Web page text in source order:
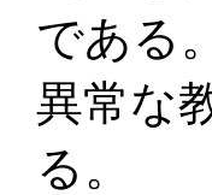
である。
異常な
る。